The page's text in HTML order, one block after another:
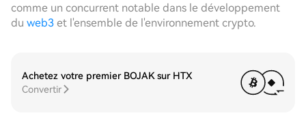
comme un concurrent notable dans le développement
du web3 et l'ensemble de l'environnement crypto.
Achetez votre premier BOJAK sur HTX
Convertir